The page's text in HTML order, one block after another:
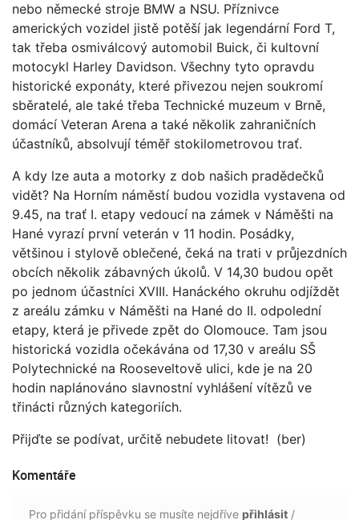
nebo německé stroje BMW a NSU. Příznivce
amerických vozidel jistě potěší jak legendární Ford T,
tak třeba osmiválcový automobil Buick, či kultovní
motocykl Harley Davidson. Všechny tyto opravdu
historické exponáty, které přivezou nejen soukromí
sběratelé, ale také třeba Technické muzeum v Brně,
domácí Veteran Arena a také několik zahraničních
účastníků, absolvují téměř stokilometrovou trať.
A kdy lze auta a motorky z dob našich pradědečků
vidět? Na Horním náměstí budou vozidla vystavena od
9.45, na trať I. etapy vedoucí na zámek v Náměšti na
Hané vyrazí první veterán v 11 hodin. Posádky,
většinou i stylově oblečené, čeká na trati v průjezdních
obcích několik zábavných úkolů. V 14,30 budou opět
po jednom účastníci XVIII. Hanáckého okruhu odjíždět
z areálu zámku v Náměšti na Hané do II. odpolední
etapy, která je přivede zpět do Olomouce. Tam jsou
historická vozidla očekávána od 17,30 v areálu SŠ
Polytechnické na Rooseveltově ulici, kde je na 20
hodin naplánováno slavnostní vyhlášení vítězů ve
třinácti různých kategoriích.
Přijďte se podívat, určitě nebudete litovat! (ber)
Komentáře
Pro přidání příspěvku se musíte nejdříve přihlásit /